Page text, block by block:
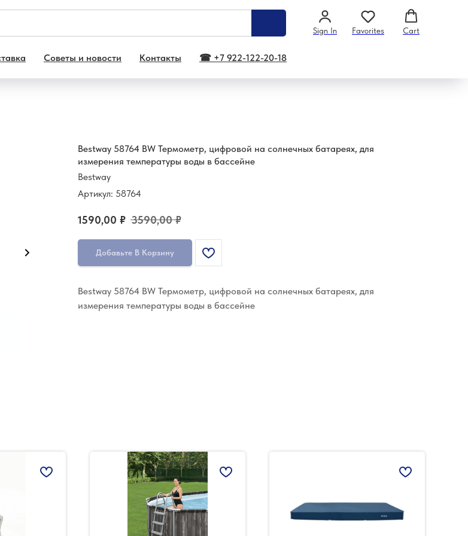
Sign In Favorites Cart
Советы и новости Контакты ☎ +7 922-122-20-18
Bestway 58764 BW Термометр, цифровой на солнечных батареях, для
измерения температуры воды в бассейне
Bestway
Артикул: 58764
1590,00 ₽ 3590,00 ₽
Добавьте В Корзину
Bestway 58764 BW Термометр, цифровой на солнечных батареях, для
измерения температуры воды в бассейне